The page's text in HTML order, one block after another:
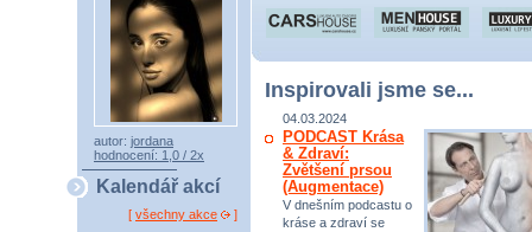
autor: jordana
hodnocení: 1,0 / 2x
Kalendář akcí
[ všechny akce ]
Inspirovali jsme se...
04.03.2024
PODCAST Krása
& Zdraví:
Zvětšení prsou
(Augmentace)
V dnešním podcastu o
kráse a zdraví se